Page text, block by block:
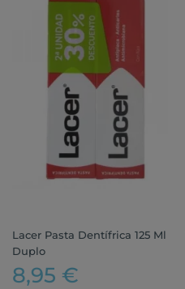
Lacer Pasta Dentífrica 125 Ml
Duplo
8,95 €